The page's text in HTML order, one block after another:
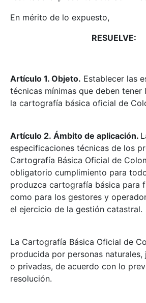
En mérito de lo expuesto,
RESUELVE:
Artículo 1. Objeto. Establecer las
técnicas mínimas que deben
la cartografía básica oficial de
Artículo 2. Ámbito de aplicación.
especificaciones técnicas de los
Cartografía Básica Oficial de
obligatorio cumplimiento para
produzca cartografía básica para
como para los gestores y
el ejercicio de la gestión catastral.
La Cartografía Básica Oficial de
producida por personas naturales,
o privadas, de acuerdo con lo
resolución.